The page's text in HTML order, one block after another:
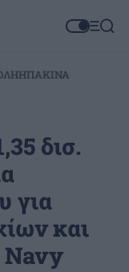
ΗΠΑΚΙΝΑ
δισ.
για
και
Navy